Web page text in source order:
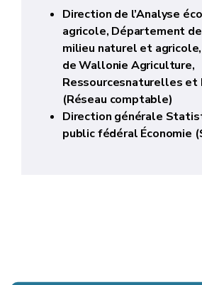
Direction de l’Analyse
agricole, Département de
milieu naturel et
de Wallonie Agriculture,
Ressourcesnaturelles et
(Réseau comptable)
Direction générale
public fédéral Économie